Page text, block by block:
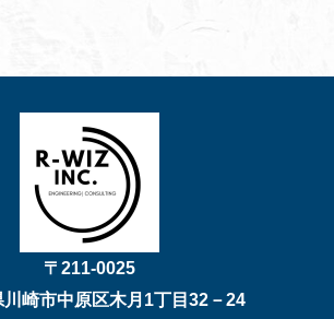
〒211-0025
崎市中原区木月1丁目32－24